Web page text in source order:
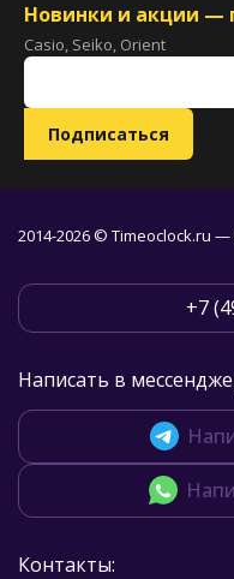
Новинки и акции —
Casio, Seiko, Orient
2014-2026 © Timeoclock.ru
+7
Написать в
Контакты: